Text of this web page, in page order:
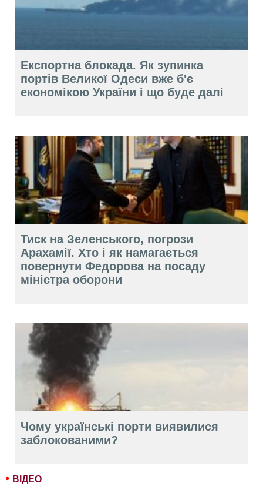
ВІДЕО
Експортна блокада. Як зупинка
портів Великої Одеси вже б'є
економікою України і що буде далі
Тиск на Зеленського, погрози
Арахамії. Хто і як намагається
повернути Федорова на посаду
міністра оборони
Чому українські порти виявилися
заблокованими?